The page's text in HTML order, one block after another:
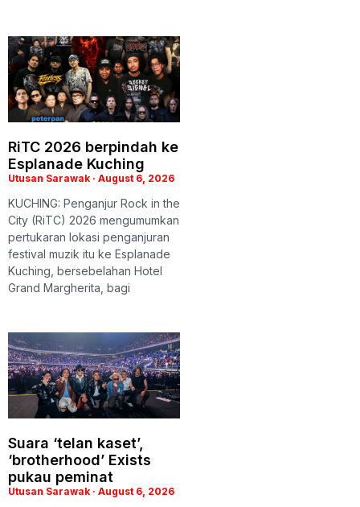
RiTC 2026 berpindah ke
Esplanade Kuching
Utusan Sarawak August 6, 2026
KUCHING: Penganjur Rock in the
City (RiTC) 2026 mengumumkan
pertukaran lokasi penganjuran
festival muzik itu ke Esplanade
Kuching, bersebelahan Hotel
Grand Margherita, bagi
Suara ‘telan kaset’,
‘brotherhood’ Exists
pukau peminat
Utusan Sarawak August 6, 2026